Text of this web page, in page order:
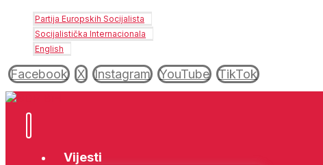
Partija Europskih Socijalista
Socijalistička Internacionala
English
Facebook X Instagram YouTube TikTok
Vijesti